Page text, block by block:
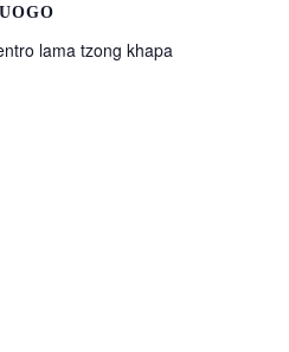
lama tzong khapa